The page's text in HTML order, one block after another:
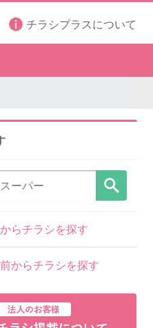
チラシプラスについて
りつくしセール1弾1
らチラシを探す
からチラシを探す